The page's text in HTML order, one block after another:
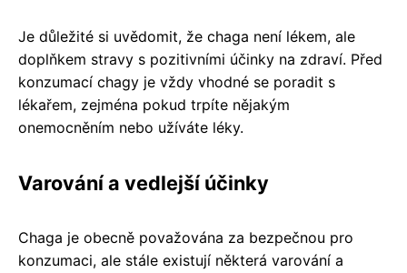
Je důležité si uvědomit, že chaga není lékem, ale
doplňkem stravy s pozitivními účinky na zdraví. Před
konzumací chagy je vždy vhodné se poradit s
lékařem, zejména pokud trpíte nějakým
onemocněním nebo užíváte léky.
Varování a vedlejší účinky
Chaga je obecně považována za bezpečnou pro
konzumaci, ale stále existují některá varování a